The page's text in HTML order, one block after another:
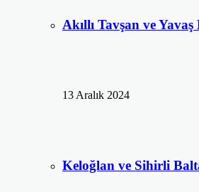
Akıllı Tavşan ve
13 Aralık 2024
Keloğlan ve Sihirli